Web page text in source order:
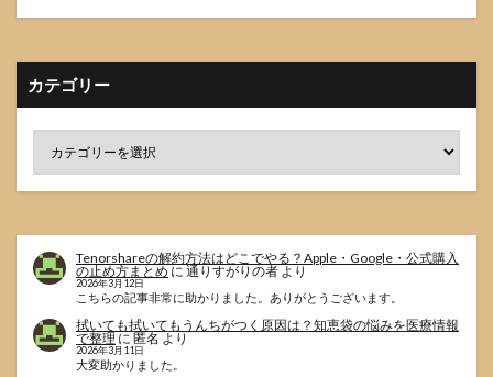
カテゴリー
Tenorshareの解約方法はどこでやる？Apple・Google・公式購入
の止め方まとめ に 通りすがりの者 より
2026年3月12日
こちらの記事非常に助かりました。ありがとうございます。
拭いても拭いてもうんちがつく原因は？知恵袋の悩みを医療情報
で整理 に 匿名 より
2026年3月11日
大変助かりました。